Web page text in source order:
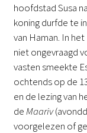
hoofdstad Susa
koning durfde te
van Haman. In
niet ongevraagd
vasten smeekte
ochtends op de
en de lezing van
deMaariv
voorgelezen of